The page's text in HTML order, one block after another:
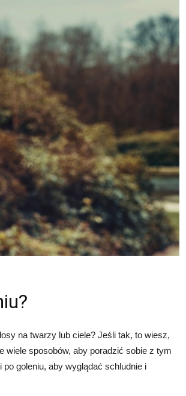
na twarzy lub ciele? Jeśli tak, to wiesz,
wiele sposobów, aby poradzić sobie z tym
goleniu, aby wyglądać schludnie i